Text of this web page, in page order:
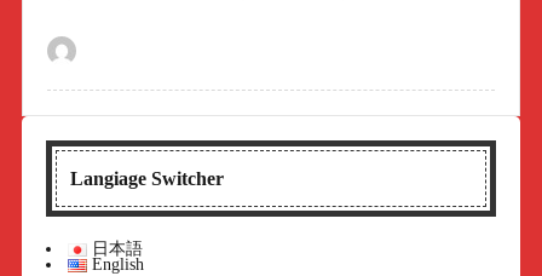
Langiage Switcher
日本語
English